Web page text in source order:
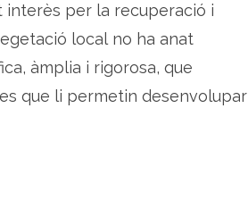
interès per la recuperació i
local no ha anat
àmplia i rigorosa, que
que li permetin desenvolupar